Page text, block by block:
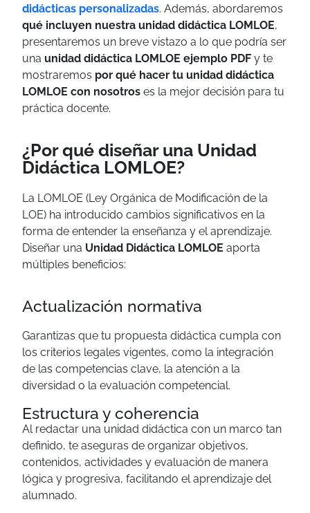
didácticas personalizadas. Además, abordaremos
qué incluyen nuestra unidad didáctica LOMLOE,
presentaremos un breve vistazo a lo que podría ser
una unidad didáctica LOMLOE ejemplo PDF y te
mostraremos por qué hacer tu unidad didáctica
LOMLOE con nosotros es la mejor decisión para tu
práctica docente.
¿Por qué diseñar una Unidad
Didáctica LOMLOE?
La LOMLOE (Ley Orgánica de Modificación de la
LOE) ha introducido cambios significativos en la
forma de entender la enseñanza y el aprendizaje.
Diseñar una Unidad Didáctica LOMLOE aporta
múltiples beneficios:
Actualización normativa
Garantizas que tu propuesta didáctica cumpla con
los criterios legales vigentes, como la integración
de las competencias clave, la atención a la
diversidad o la evaluación competencial.
Estructura y coherencia
Al redactar una unidad didáctica con un marco tan
definido, te aseguras de organizar objetivos,
contenidos, actividades y evaluación de manera
lógica y progresiva, facilitando el aprendizaje del
alumnado.